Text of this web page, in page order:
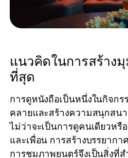
แนวคิดในการสร้าง
ที่สุด
การดูหนังถือเป็นหนึ่งในกิจก
คลายและสร้างความสนุกสนา
ไม่ว่าจะเป็นการดูคนเดียวหรื
และเพื่อน การสร้างบรรยาก
การชมภาพยนตร์จึงเป็นสิ่งที่